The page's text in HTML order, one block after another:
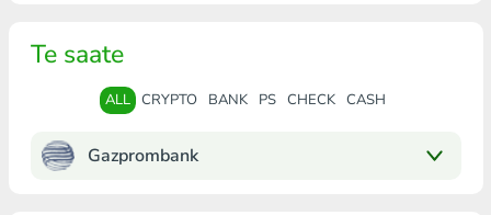
Te saate
ALL CRYPTO BANK PS CHECK CASH
Gazprombank